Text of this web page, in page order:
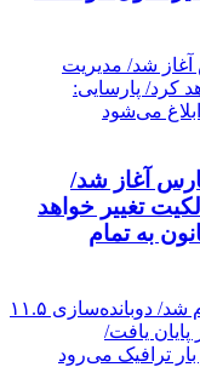
آغاز شد/
تغییر خواهد
به تمام